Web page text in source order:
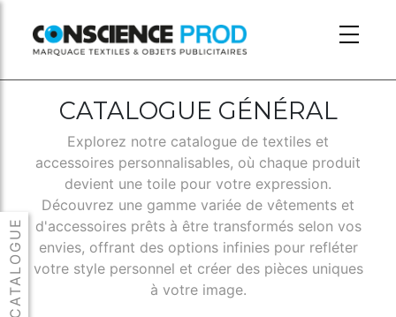
CATALOGUE GÉNÉRAL
Explorez notre catalogue de textiles et
accessoires personnalisables, où chaque produit
devient une toile pour votre expression.
Découvrez une gamme variée de vêtements et
d'accessoires prêts à être transformés selon vos
envies, offrant des options infinies pour refléter
votre style personnel et créer des pièces uniques
à votre image.